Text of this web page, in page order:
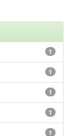
1
1
1
1
1